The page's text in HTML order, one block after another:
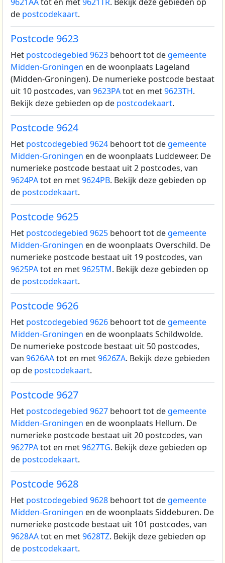
de postcodekaart.
Postcode 9623
Het postcodegebied 9623 behoort tot de gemeente
Midden-Groningen en de woonplaats Lageland
(Midden-Groningen). De numerieke postcode bestaat
uit 10 postcodes, van 9623PAtot en met9623TH.
Bekijk deze gebieden op de postcodekaart.
Postcode 9624
Het postcodegebied 9624 behoort tot de gemeente
Midden-Groningen en de woonplaats Luddeweer. De
numerieke postcode bestaat uit 2 postcodes, van
9624PAtot en met9624PB. Bekijk deze gebieden op
de postcodekaart.
Postcode 9625
Het postcodegebied 9625 behoort tot de gemeente
Midden-Groningen en de woonplaats Overschild. De
numerieke postcode bestaat uit 19 postcodes, van
9625PAtot en met9625TM. Bekijk deze gebieden op
de postcodekaart.
Postcode 9626
Het postcodegebied 9626 behoort tot de gemeente
Midden-Groningen en de woonplaats Schildwolde.
De numerieke postcode bestaat uit 50 postcodes,
van 9626AAtot en met9626ZA. Bekijk deze gebieden
op de postcodekaart.
Postcode 9627
Het postcodegebied 9627 behoort tot de gemeente
Midden-Groningen en de woonplaats Hellum. De
numerieke postcode bestaat uit 20 postcodes, van
9627PAtot en met9627TG. Bekijk deze gebieden op
de postcodekaart.
Postcode 9628
Het postcodegebied 9628 behoort tot de gemeente
Midden-Groningen en de woonplaats Siddeburen. De
numerieke postcode bestaat uit 101 postcodes, van
9628AAtot en met9628TZ. Bekijk deze gebieden op
de postcodekaart.